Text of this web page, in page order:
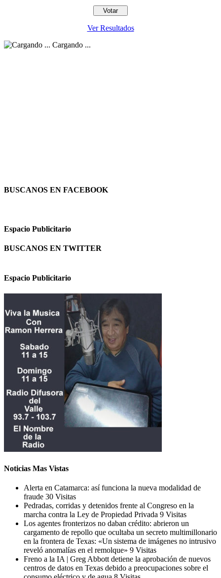
Ver Resultados
Cargando ...
BUSCANOS EN FACEBOOK
Espacio Publicitario
BUSCANOS EN TWITTER
Espacio Publicitario
Noticias Mas Vistas
Alerta en Catamarca: así funciona la nueva modalidad de
fraude 30 Visitas
Pedradas, corridas y detenidos frente al Congreso en la
marcha contra la Ley de Propiedad Privada 9 Visitas
Los agentes fronterizos no daban crédito: abrieron un
cargamento de repollo que ocultaba un secreto multimillonario
en la frontera de Texas: «Un sistema de imágenes no intrusivo
reveló anomalías en el remolque» 9 Visitas
Freno a la IA | Greg Abbott detiene la aprobación de nuevos
centros de datos en Texas debido a preocupaciones sobre el